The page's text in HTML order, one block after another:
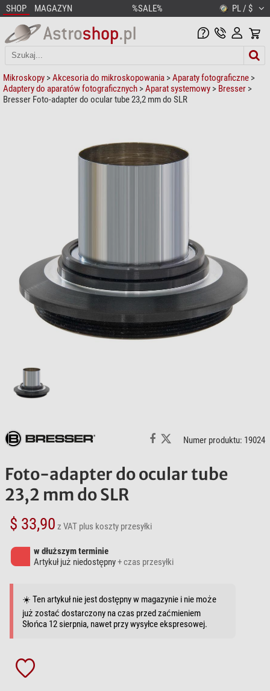
SHOP MAGAZYN %SALE% PL / $
Mikroskopy >Akcesoria do mikroskopowania >Aparaty fotograficzne >
Adaptery do aparatów fotograficznych >Aparat systemowy > Bresser >
Bresser Foto-adapter do ocular tube 23,2 mm do SLR
Numer produktu: 19024
Foto-adapter do ocular tube
23,2 mm do SLR
$ 33,90 z VAT plus koszty przesyłki
w dłuższym terminie
Artykuł już niedostępny+ czas przesyłki
☀️ Ten artykuł nie jest dostępny w magazynie i nie może
już zostać dostarczony na czas przed zaćmieniem
Słońca 12 sierpnia, nawet przy wysyłce ekspresowej.